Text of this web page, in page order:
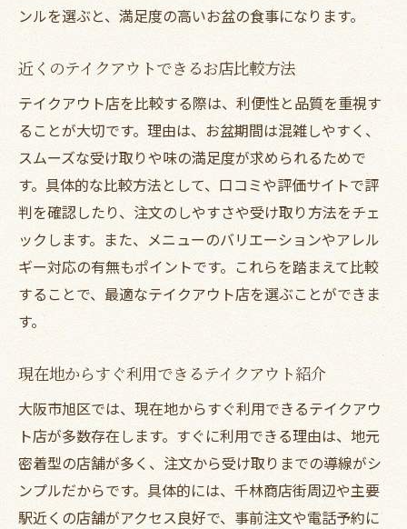
ンルを選ぶと、満足度の高いお盆の食事になります。
近くのテイクアウトできるお店比較方法
テイクアウト店を比較する際は、利便性と品質を重視す
ることが大切です。理由は、お盆期間は混雑しやすく、
スムーズな受け取りや味の満足度が求められるためで
す。具体的な比較方法として、口コミや評価サイトで評
判を確認したり、注文のしやすさや受け取り方法をチェ
ックします。また、メニューのバリエーションやアレル
ギー対応の有無もポイントです。これらを踏まえて比較
することで、最適なテイクアウト店を選ぶことができま
す。
現在地からすぐ利用できるテイクアウト紹介
大阪市旭区では、現在地からすぐ利用できるテイクアウ
ト店が多数存在します。すぐに利用できる理由は、地元
密着型の店舗が多く、注文から受け取りまでの導線がシ
ンプルだからです。具体的には、千林商店街周辺や主要
駅近くの店舗がアクセス良好で、事前注文や電話予約に